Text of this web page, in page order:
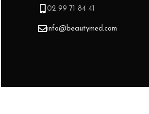
02 99 71 84 41
info@beautymed.com